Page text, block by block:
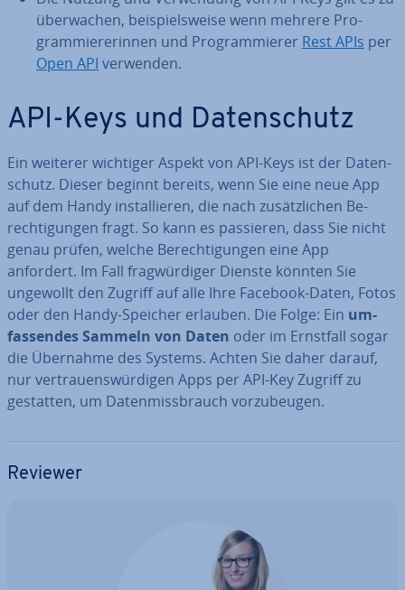
über­wa­chen, bei­spiels­wei­se wenn mehrere Pro­
gram­mie­re­rin­nen und Pro­gram­mie­rer Rest APIs per
Open API verwenden.
API-Keys und Da­ten­schutz
Ein weiterer wichtiger Aspekt von API-Keys ist der Da­ten­
schutz. Dieser beginnt bereits, wenn Sie eine neue App
auf dem Handy in­stal­lie­ren, die nach zu­sätz­li­chen Be­
rech­ti­gun­gen fragt. So kann es passieren, dass Sie nicht
genau prüfen, welche Be­rech­ti­gun­gen eine App
anfordert. Im Fall frag­wür­di­ger Dienste könnten Sie
ungewollt den Zugriff auf alle Ihre Facebook-Daten, Fotos
oder den Handy-Speicher erlauben. Die Folge: Ein um­
fas­sen­des Sammeln von Daten oder im Ernstfall sogar
die Übernahme des Systems. Achten Sie daher darauf,
nur ver­trau­ens­wür­di­gen Apps per API-Key Zugriff zu
gestatten, um Da­ten­miss­brauch vor­zu­beu­gen.
Reviewer